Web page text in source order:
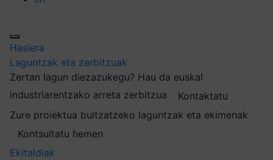
Hasiera
Laguntzak eta zerbitzuak
Zertan lagun diezazukegu? Hau da euskal
industriarentzako arreta zerbitzua
Kontaktatu
Zure proiektua bultzatzeko laguntzak eta ekimenak
Kontsultatu hemen
Ekitaldiak